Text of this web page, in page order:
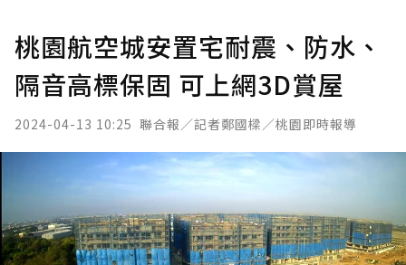
桃園航空城安置宅耐震、防水、
隔音高標保固 可上網3D賞屋
2024-04-13 10:25 聯合報／記者鄭國樑／桃園即時報導